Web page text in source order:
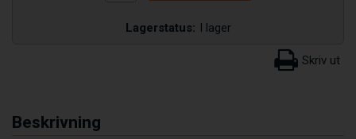
Lagerstatus: I lager
Beskrivning